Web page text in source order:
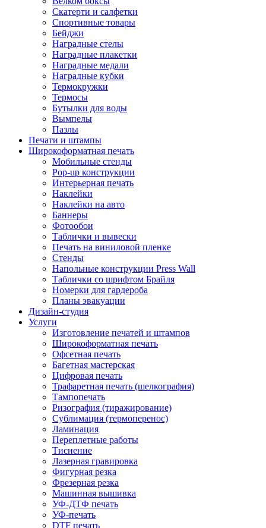
Скатерти и салфетки
Спортивные товары
Бейджи
Наградные стелы
Наградные плакетки
Наградные медали
Наградные кубки
Термокружки
Термосы
Бутылки для воды
Вымпелы
Пазлы
Печати и штампы
Широкоформатная печать
Мобильные стенды
Pop-up конструкции
Интерьерная печать
Наклейки
Наклейки на авто
Баннеры
Фотообои
Таблички и вывески
Печать на виниловой пленке
Стенды
Напольные конструкции Press Wall
Таблички со шрифтом Брайля
Номерки для гардероба
Планы эвакуации
Дизайн-студия
Услуги
Изготовление печатей и штампов
Широкоформатная печать
Офсетная печать
Багетная мастерская
Цифровая печать
Трафаретная печать (шелкография)
Тампопечать
Ризография (тиражирование)
Сублимация (термоперенос)
Ламинация
Переплетные работы
Тиснение
Лазерная гравировка
Фигурная резка
Фрезерная резка
Машинная вышивка
УФ-ДТФ печать
УФ-печать
DTF печать